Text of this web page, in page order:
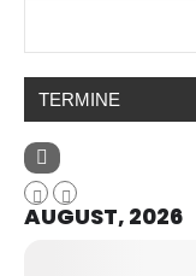
TERMINE
AUGUST, 2026